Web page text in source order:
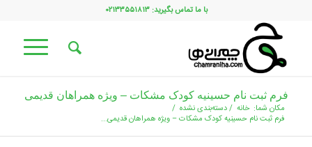
با ما تماس بگیرید: ۰۲۱۳۳۵۵۱۸۱۳
فرم ثبت نام حسینیه کودک مشکات – ویژه همراهان قدیمی
مکان شما: خانه /دسته‌بندی نشده /
فرم ثبت نام حسینیه کودک مشکات – ویژه همراهان قدیمی...